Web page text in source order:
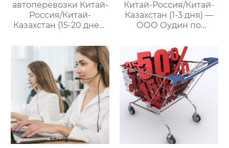
автоперевозки Китай-
Россия/Китай-
Казахстан (15-20 дней)
управлению
международными
цепями поставок
Китай-Россия/Китай-
Казахстан (1-3 дня) —
ООО Оудин по
международными
цепями поставок